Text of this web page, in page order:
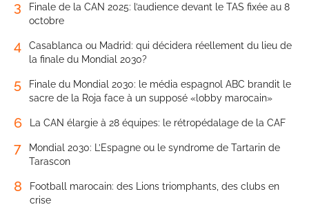
3
Finale de la CAN 2025: l’audience devant le TAS fixée au 8
octobre
4
Casablanca ou Madrid: qui décidera réellement du lieu de
la finale du Mondial 2030?
5
Finale du Mondial 2030: le média espagnol ABC brandit le
sacre de la Roja face à un supposé «lobby marocain»
6 La CAN élargie à 28 équipes: le rétropédalage de la CAF
7
Mondial 2030: L’Espagne ou le syndrome de Tartarin de
Tarascon
8
Football marocain: des Lions triomphants, des clubs en
crise